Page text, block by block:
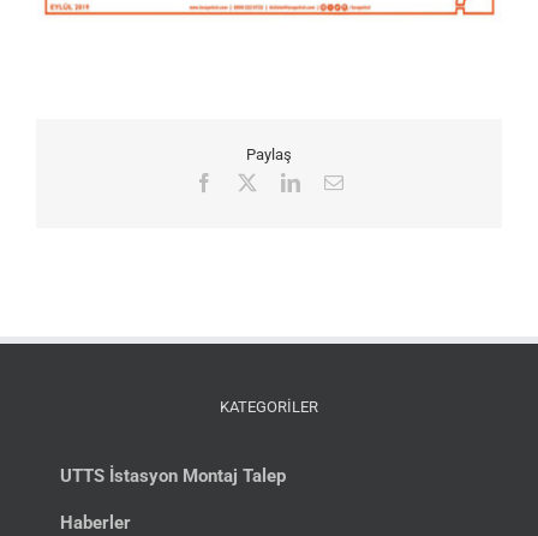
Paylaş
Facebook LinkedIn
E-
KATEGORİLER
UTTS İstasyon Montaj Talep
Haberler